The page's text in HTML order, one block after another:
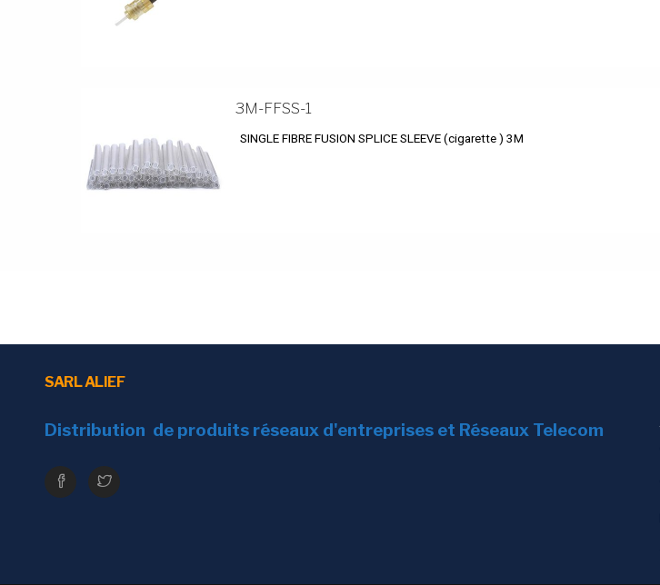
3M-FFSS-1
SINGLE FIBRE FUSION SPLICE SLEEVE (cigarette ) 3M
SARL ALIEF
Distribution de produits réseaux d'entreprises et Réseaux Telecom